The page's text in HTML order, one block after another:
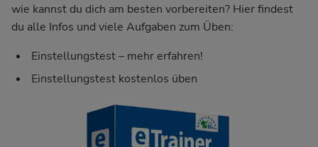
wie kannst du dich am besten vorbereiten? Hier findest
du alle Infos und viele Aufgaben zum Üben:
Einstellungstest – mehr erfahren!
Einstellungstest kostenlos üben